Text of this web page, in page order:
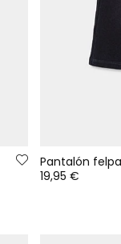
Pantalón
19,95 €